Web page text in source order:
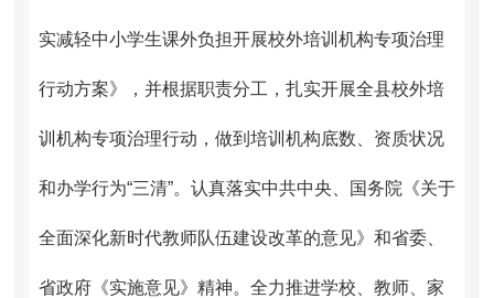
实减轻中小学生课外负担开展校外培训机构专项治理
行动方案》，并根据职责分工，扎实开展全县校外培
训机构专项治理行动，做到培训机构底数、资质状况
和办学行为“三清”。认真落实中共中央、国务院《关于
全面深化新时代教师队伍建设改革的意见》和省委、
省政府《实施意见》精神。全力推进学校、教师、家